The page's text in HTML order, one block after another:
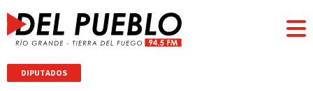
DIPUTADOS